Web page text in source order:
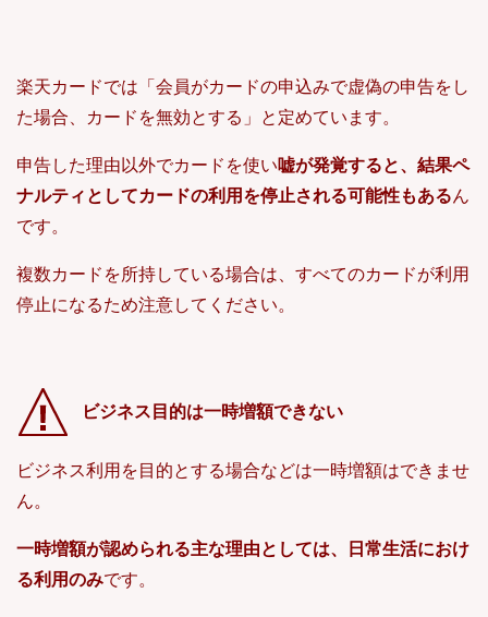
楽天カードでは「会員がカードの申込みで虚偽の申告をし
た場合、カードを無効とする」と定めています。
申告した理由以外でカードを使い嘘が発覚すると、結果ペ
ナルティとしてカードの利用を停止される可能性もあるん
です。
複数カードを所持している場合は、すべてのカードが利用
停止になるため注意してください。
ビジネス目的は一時増額できない
ビジネス利用を目的とする場合などは一時増額はできませ
ん。
一時増額が認められる主な理由としては、日常生活におけ
る利用のみです。